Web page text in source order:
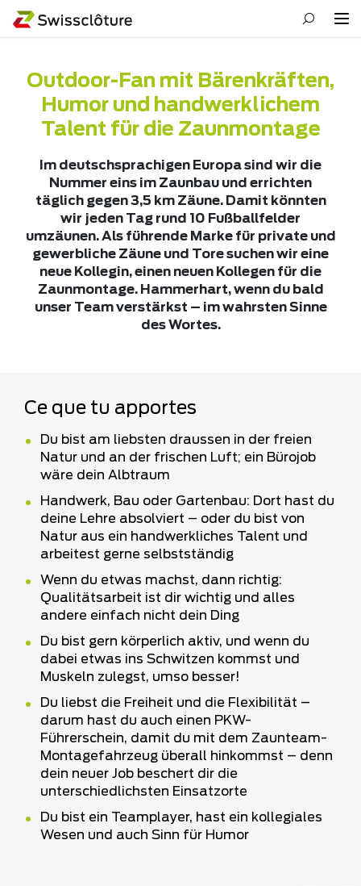
Outdoor-Fan mit Bärenkräften,
Humor und handwerklichem
Talent für die Zaunmontage
Im deutschsprachigen Europa sind wir die
Nummer eins im Zaunbau und errichten
täglich gegen 3,5 km Zäune. Damit könnten
wir jeden Tag rund 10 Fußballfelder
umzäunen. Als führende Marke für private und
gewerbliche Zäune und Tore suchen wir eine
neue Kollegin, einen neuen Kollegen für die
Zaunmontage. Hammerhart, wenn du bald
unser Team verstärkst – im wahrsten Sinne
des Wortes.
Ce que tu apportes
Du bist am liebsten draussen in der freien
Natur und an der frischen Luft; ein Bürojob
wäre dein Albtraum
Handwerk, Bau oder Gartenbau: Dort hast du
deine Lehre absolviert – oder du bist von
Natur aus ein handwerkliches Talent und
arbeitest gerne selbstständig
Wenn du etwas machst, dann richtig:
Qualitätsarbeit ist dir wichtig und alles
andere einfach nicht dein Ding
Du bist gern körperlich aktiv, und wenn du
dabei etwas ins Schwitzen kommst und
Muskeln zulegst, umso besser!
Du liebst die Freiheit und die Flexibilität –
darum hast du auch einen PKW-
Führerschein, damit du mit dem Zaunteam-
Montagefahrzeug überall hinkommst – denn
dein neuer Job beschert dir die
unterschiedlichsten Einsatzorte
Du bist ein Teamplayer, hast ein kollegiales
Wesen und auch Sinn für Humor